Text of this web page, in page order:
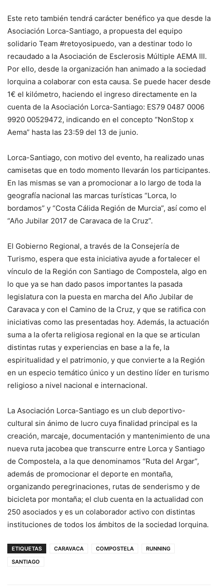
Este reto también tendrá carácter benéfico ya que desde la
Asociación Lorca-Santiago, a propuesta del equipo
solidario Team #retoyosipuedo, van a destinar todo lo
recaudado a la Asociación de Esclerosis Múltiple AEMA III.
Por ello, desde la organización han animado a la sociedad
lorquina a colaborar con esta causa. Se puede hacer desde
1€ el kilómetro, haciendo el ingreso directamente en la
cuenta de la Asociación Lorca-Santiago: ES79 0487 0006
9920 00529472, indicando en el concepto “NonStop x
Aema” hasta las 23:59 del 13 de junio.
Lorca-Santiago, con motivo del evento, ha realizado unas
camisetas que en todo momento llevarán los participantes.
En las mismas se van a promocionar a lo largo de toda la
geografía nacional las marcas turísticas “Lorca, lo
bordamos” y “Costa Cálida Región de Murcia”, así como el
“Año Jubilar 2017 de Caravaca de la Cruz”.
El Gobierno Regional, a través de la Consejería de
Turismo, espera que esta iniciativa ayude a fortalecer el
vínculo de la Región con Santiago de Compostela, algo en
lo que ya se han dado pasos importantes la pasada
legislatura con la puesta en marcha del Año Jubilar de
Caravaca y con el Camino de la Cruz, y que se ratifica con
iniciativas como las presentadas hoy. Además, la actuación
suma a la oferta religiosa regional en la que se articulan
distintas rutas y experiencias en base a la fe, la
espiritualidad y el patrimonio, y que convierte a la Región
en un especio temático único y un destino líder en turismo
religioso a nivel nacional e internacional.
La Asociación Lorca-Santiago es un club deportivo-
cultural sin ánimo de lucro cuya finalidad principal es la
creación, marcaje, documentación y mantenimiento de una
nueva ruta jacobea que transcurre entre Lorca y Santiago
de Compostela, a la que denominamos “Ruta del Argar”,
además de promocionar el deporte en montaña,
organizando peregrinaciones, rutas de senderismo y de
bicicleta por montaña; el club cuenta en la actualidad con
250 asociados y es un colaborador activo con distintas
instituciones de todos los ámbitos de la sociedad lorquina.
ETIQUETAS CARAVACA COMPOSTELA
RUNNING
SANTIAGO